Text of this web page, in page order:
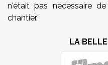
n'était pas nécessaire
chantier.
LA